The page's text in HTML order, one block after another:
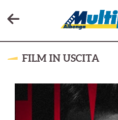
FILM IN USCITA